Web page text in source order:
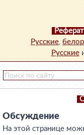
Русские,
Русские
Обсуждение
На этой странице